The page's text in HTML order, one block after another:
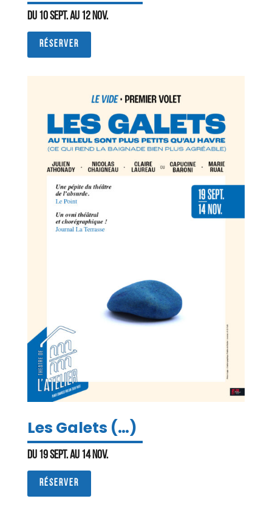
Du 10 sept. au 12 nov.
RÉSERVER
Les Galets (…)
Du 19 sept. au 14 nov.
RÉSERVER